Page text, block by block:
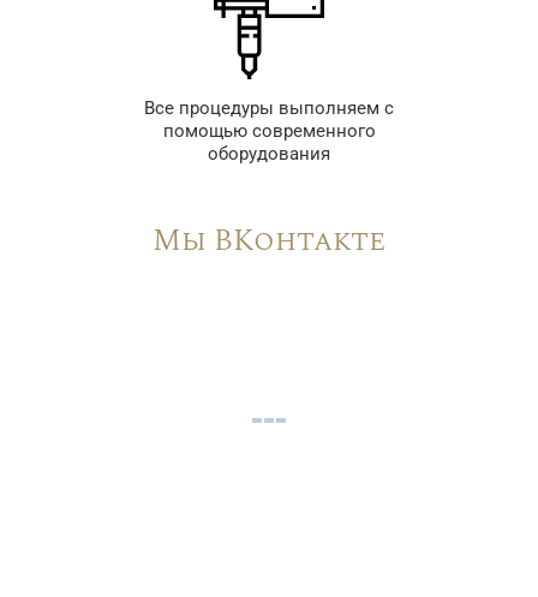
Все процедуры выполняем с
помощью современного
оборудования
Мы ВКонтакте